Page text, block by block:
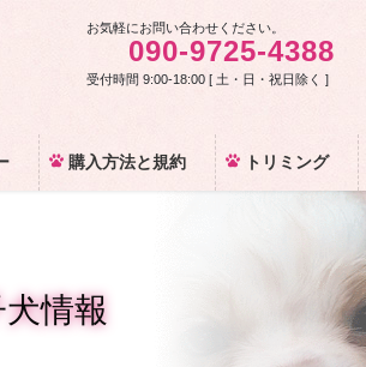
お気軽にお問い合わせください。
090-9725-4388
受付時間 9:00-18:00 [ 土・日・祝日除く ]
購入方法と規約 トリミング
情報